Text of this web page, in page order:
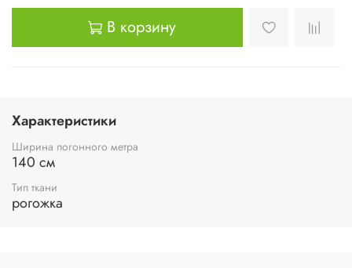
В корзину
Характеристики
Ширина погонного метра
140 см
Тип ткани
рогожка